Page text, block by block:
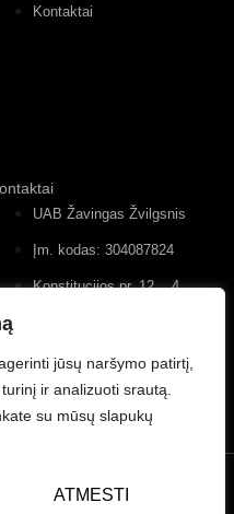
jūsų naršymo patirtį,
ir analizuoti srautą.
su mūsų slapukų
ATMESTI
Kontaktai
UAB Žavingas Žvilgsnis
Įm. kodas: 304087824
Konstitucijos pr. 12, 4
Look. Visos teisės